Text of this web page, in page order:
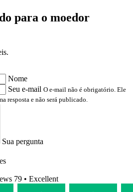
para o moedor
Nome
Seu e-mail O e-mail não é obrigatório. Ele
resposta e não será publicado.
Sua pergunta
79 • Excellent